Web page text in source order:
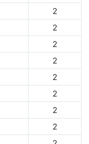
2
2
2
2
2
2
2
2